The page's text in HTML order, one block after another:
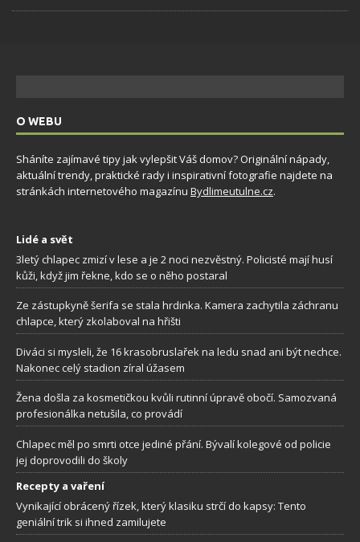
O WEBU
Sháníte zajímavé tipy jak vylepšit Váš domov? Originální nápady,
aktuální trendy, praktické rady i inspirativní fotografie najdete na
stránkách internetového magazínu Bydlimeutulne.cz.
Lidé a svět
3letý chlapec zmizí v lese a je 2 noci nezvěstný. Policisté mají husí
kůži, když jim řekne, kdo se o něho postaral
Ze zástupkyně šerifa se stala hrdinka. Kamera zachytila záchranu
chlapce, který zkolaboval na hřišti
Diváci si mysleli, že 16 krasobruslařek na ledu snad ani být nechce.
Nakonec celý stadion zíral úžasem
Žena došla za kosmetičkou kvůli rutinní úpravě obočí. Samozvaná
profesionálka netušila, co provádí
Chlapec měl po smrti otce jediné přání. Bývalí kolegové od policie
jej doprovodili do školy
Recepty a vaření
Vynikající obrácený řízek, který klasiku strčí do kapsy: Tento
geniální trik si ihned zamilujete